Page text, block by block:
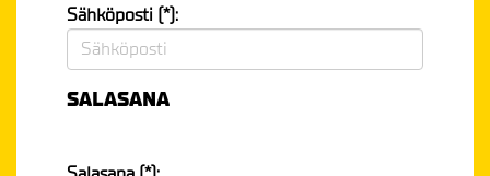
Sähköposti (*):
SALASANA